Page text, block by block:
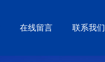
在线留言 联系我们